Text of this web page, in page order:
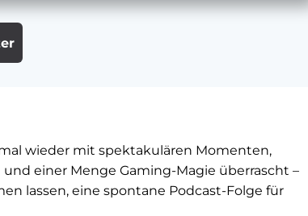
wieder mit spektakulären Momenten,
einer Menge Gaming-Magie überrascht –
lassen, eine spontane Podcast-Folge für